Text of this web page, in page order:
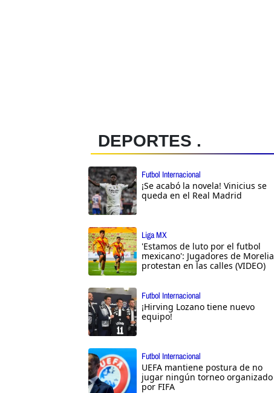
DEPORTES .
Futbol Internacional
¡Se acabó la novela! Vinicius se
queda en el Real Madrid
Liga MX
'Estamos de luto por el futbol
mexicano': Jugadores de Morelia
protestan en las calles (VIDEO)
Futbol Internacional
¡Hirving Lozano tiene nuevo
equipo!
Futbol Internacional
UEFA mantiene postura de no
jugar ningún torneo organizado
por FIFA